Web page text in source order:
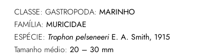
CLASSE: GASTROPODA: MARINHO
FAMÍLIA: MURICIDAE
ESPÉCIE: Trophon pelseneeri E. A. Smith, 1915
Tamanho médio: 20 – 30 mm